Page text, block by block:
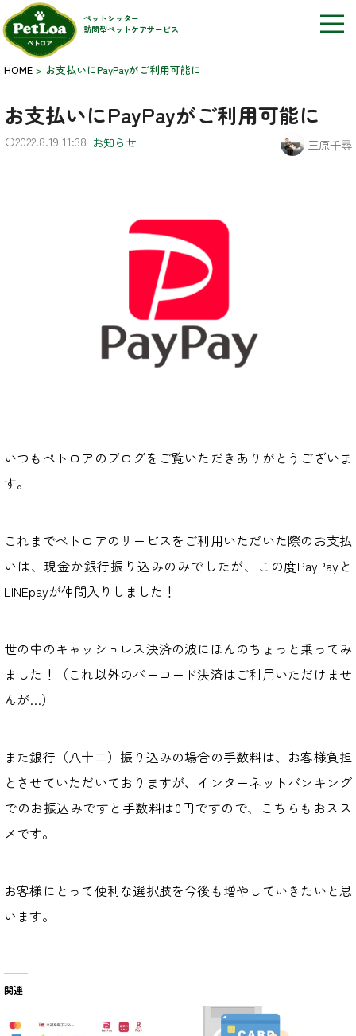
ペットシッター
訪問型ペットケアサービス
HOME > お支払いにPayPayがご利用可能に
お支払いにPayPayがご利用可能に
2022.8.19 11:38 お知らせ 三原千尋
いつもペトロアのブログをご覧いただきありがとうございま
す。
これまでペトロアのサービスをご利用いただいた際のお支払
いは、現金か銀行振り込みのみでしたが、この度PayPayと
LINEpayが仲間入りしました！
世の中のキャッシュレス決済の波にほんのちょっと乗ってみ
ました！（これ以外のバーコード決済はご利用いただけませ
んが…）
また銀行（八十二）振り込みの場合の手数料は、お客様負担
とさせていただいておりますが、インターネットバンキング
でのお振込みですと手数料は0円ですので、こちらもおスス
メです。
お客様にとって便利な選択肢を今後も増やしていきたいと思
います。
関連